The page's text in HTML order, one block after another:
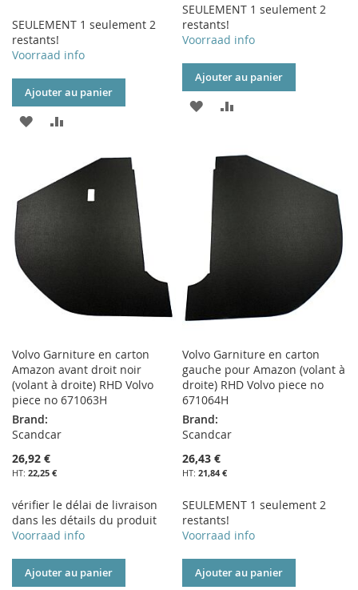
SEULEMENT 1 seulement 2
restants!
Voorraad info
Ajouter au panier
AJOUTER
COMPARATEUR
SEULEMENT 1 seulement 2
restants!
Voorraad info
Ajouter au panier
AJOUTER
MA
LISTE
D’ENVIE
COMPARATEUR
Volvo Garniture en carton
Amazon avant droit noir
(volant à droite) RHD Volvo
piece no 671063H
Brand:
Scandcar
26,92 €
22,25 €
vérifier le délai de livraison
dans les détails du produit
Voorraad info
Ajouter au panier
Volvo Garniture en carton
gauche pour Amazon (volant à
droite) RHD Volvo piece no
671064H
Brand:
Scandcar
26,43 €
21,84 €
SEULEMENT 1 seulement 2
restants!
Voorraad info
Ajouter au panier